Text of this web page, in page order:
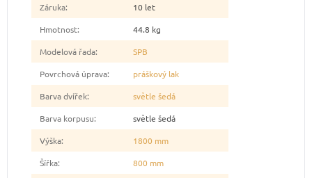
Záruka:
10 let
Hmotnost:
44.8 kg
Modelová řada:
SPB
Povrchová úprava:
práškový lak
Barva dvířek:
světle šedá
Barva korpusu:
světle šedá
Výška:
1800 mm
Šířka:
800 mm